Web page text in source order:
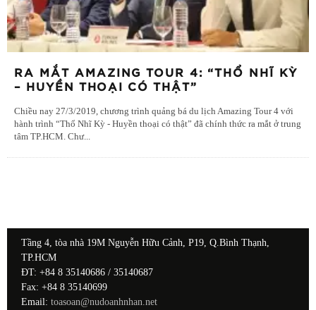
RA MẮT AMAZING TOUR 4: “THỔ NHĨ KỲ
– HUYỀN THOẠI CÓ THẬT”
Chiều nay 27/3/2019, chương trình quảng bá du lịch Amazing Tour 4 với
hành trình “Thổ Nhĩ Kỳ - Huyền thoại có thật” đã chính thức ra mắt ở trung
tâm TP.HCM. Chư...
Tầng 4, tòa nhà 19M Nguyễn Hữu Cảnh, P19, Q.Bình Thạnh,
TP.HCM
ĐT: +84 8 35140686 / 35140687
Fax: +84 8 35140699
Email: toasoan@nudoanhnhan.net